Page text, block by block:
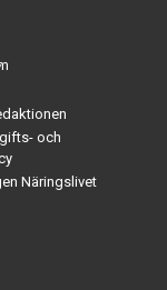
och
Näringslivet